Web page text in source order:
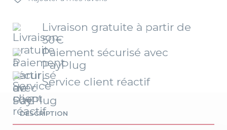
Livraison gratuite à partir de
50€
Paiement sécurisé avec
PayPlug
Service client réactif
DESCRIPTION